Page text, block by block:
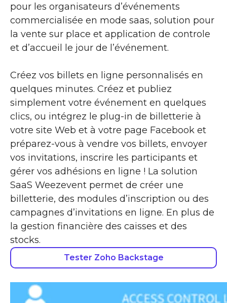
pour les organisateurs d’événements
commercialisée en mode saas, solution pour
la vente sur place et application de controle
et d’accueil le jour de l’événement.
Créez vos billets en ligne personnalisés en
quelques minutes. Créez et publiez
simplement votre événement en quelques
clics, ou intégrez le plug-in de billetterie à
votre site Web et à votre page Facebook et
préparez-vous à vendre vos billets, envoyer
vos invitations, inscrire les participants et
gérer vos adhésions en ligne ! La solution
SaaS Weezevent permet de créer une
billetterie, des modules d’inscription ou des
campagnes d’invitations en ligne. En plus de
la gestion financière des caisses et des
stocks.
Tester Zoho Backstage